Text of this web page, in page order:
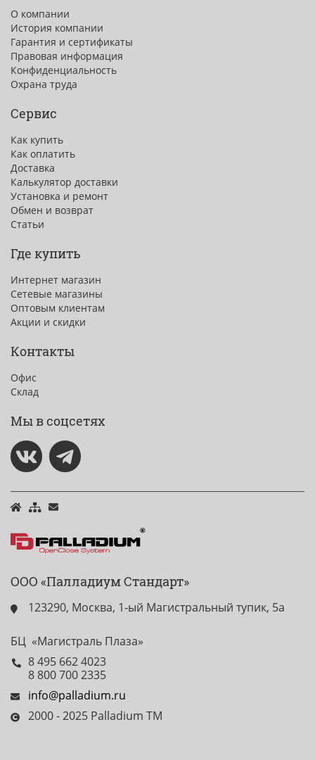
О компании
История компании
Гарантия и сертификаты
Правовая информация
Конфиденциальность
Охрана труда
Сервис
Как купить
Как оплатить
Доставка
Калькулятор доставки
Установка и ремонт
Обмен и возврат
Статьи
Где купить
Интернет магазин
Сетевые магазины
Оптовым клиентам
Акции и скидки
Контакты
Офис
Склад
Мы в соцсетях
ООО «Палладиум Стандарт»
123290, Москва, 1-ый Магистральный тупик, 5а
БЦ «Магистраль Плаза»
8 495 662 4023
8 800 700 2335
info@palladium.ru
2000 - 2025 Palladium TM